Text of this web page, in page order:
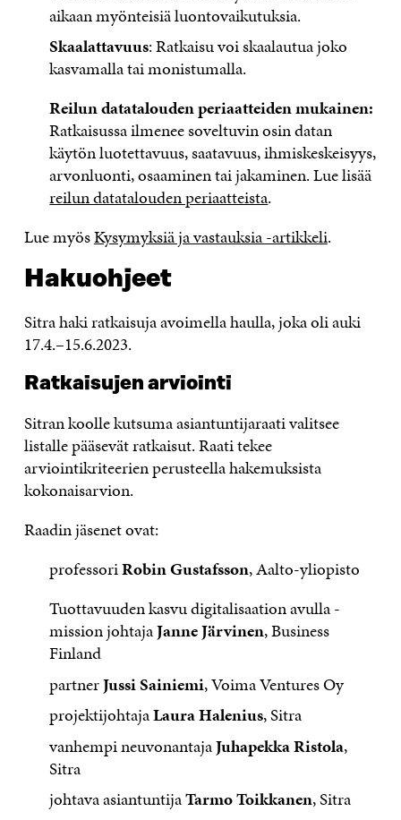
aikaan myönteisiä luontovaikutuksia.
Skaalattavuus: Ratkaisu voi skaalautua joko
kasvamalla tai monistumalla.
Reilun datatalouden periaatteiden mukainen:
Ratkaisussa ilmenee soveltuvin osin datan
käytön luotettavuus, saatavuus, ihmiskeskeisyys,
arvonluonti, osaaminen tai jakaminen. Lue lisää
reilun datatalouden periaatteista.
Lue myösKysymyksiä ja vastauksia -artikkeli.
Hakuohjeet
Sitra haki ratkaisuja avoimella haulla, joka oli auki
17.4.–15.6.2023.
Ratkaisujen arviointi
Sitran koolle kutsuma asiantuntijaraati valitsee
listalle pääsevät ratkaisut. Raati tekee
arviointikriteerien perusteella hakemuksista
kokonaisarvion.
Raadin jäsenet ovat:
professoriRobin Gustafsson, Aalto-yliopisto
Tuottavuuden kasvu digitalisaation avulla -
mission johtajaJanne Järvinen, Business
Finland
partnerJussi Sainiemi, Voima Ventures Oy
projektijohtajaLaura Halenius, Sitra
vanhempi neuvonantajaJuhapekka Ristola,
Sitra
johtava asiantuntijaTarmo Toikkanen, Sitra